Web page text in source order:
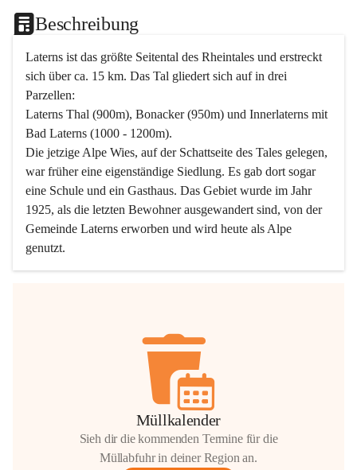
Beschreibung
Laterns ist das größte Seitental des Rheintales und erstreckt
sich über ca. 15 km. Das Tal gliedert sich auf in drei
Parzellen:
Laterns Thal (900m), Bonacker (950m) und Innerlaterns mit
Bad Laterns (1000 - 1200m).
Die jetzige Alpe Wies, auf der Schattseite des Tales gelegen,
war früher eine eigenständige Siedlung. Es gab dort sogar
eine Schule und ein Gasthaus. Das Gebiet wurde im Jahr
1925, als die letzten Bewohner ausgewandert sind, von der
Gemeinde Laterns erworben und wird heute als Alpe
genutzt.
Müllkalender
Sieh dir die kommenden Termine für die
Müllabfuhr in deiner Region an.